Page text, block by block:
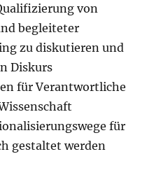
von
begleiteter
zu diskutieren und
Diskurs
für Verantwortliche
für
gestaltet werden